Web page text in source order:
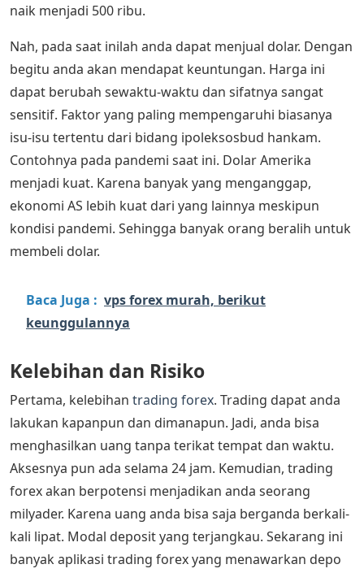
naik menjadi 500 ribu.
Nah, pada saat inilah anda dapat menjual dolar. Dengan
begitu anda akan mendapat keuntungan. Harga ini
dapat berubah sewaktu-waktu dan sifatnya sangat
sensitif. Faktor yang paling mempengaruhi biasanya
isu-isu tertentu dari bidang ipoleksosbud hankam.
Contohnya pada pandemi saat ini. Dolar Amerika
menjadi kuat. Karena banyak yang menganggap,
ekonomi AS lebih kuat dari yang lainnya meskipun
kondisi pandemi. Sehingga banyak orang beralih untuk
membeli dolar.
Baca Juga : vps forex murah, berikut
keunggulannya
Kelebihan dan Risiko
Pertama, kelebihan trading forex. Trading dapat anda
lakukan kapanpun dan dimanapun. Jadi, anda bisa
menghasilkan uang tanpa terikat tempat dan waktu.
Aksesnya pun ada selama 24 jam. Kemudian, trading
forex akan berpotensi menjadikan anda seorang
milyader. Karena uang anda bisa saja berganda berkali-
kali lipat. Modal deposit yang terjangkau. Sekarang ini
banyak aplikasi trading forex yang menawarkan depo